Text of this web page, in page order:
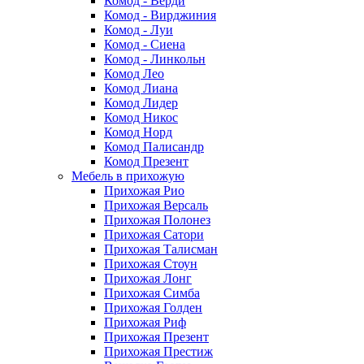
Комод - Вирджиния
Комод - Луи
Комод - Сиена
Комод - Линкольн
Комод Лео
Комод Лиана
Комод Лидер
Комод Никос
Комод Норд
Комод Палисандр
Комод Презент
Мебель в прихожую
Прихожая Рио
Прихожая Версаль
Прихожая Полонез
Прихожая Сатори
Прихожая Талисман
Прихожая Стоун
Прихожая Лонг
Прихожая Симба
Прихожая Голден
Прихожая Риф
Прихожая Презент
Прихожая Престиж